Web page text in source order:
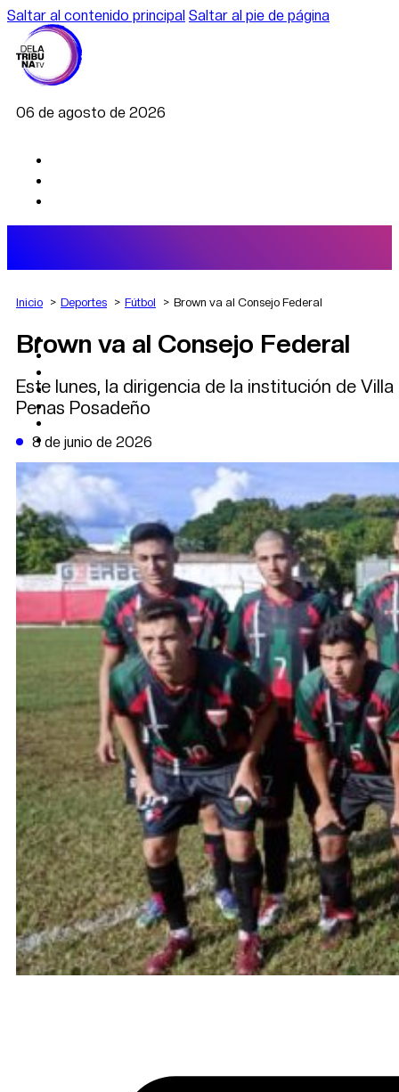
Saltar al contenido principal Saltar al pie de página
06 de agosto de 2026
AGRO
DEPORTES
POLÍTICA
CAMBIO CLIMÁTICO
DE LA TRIBUNA TV
Inicio Deportes Fútbol Brown va al Consejo Federal
Brown va al Consejo Federal
Este lunes, la dirigencia de la institución de
Penas Posadeño
8 de junio de 2026